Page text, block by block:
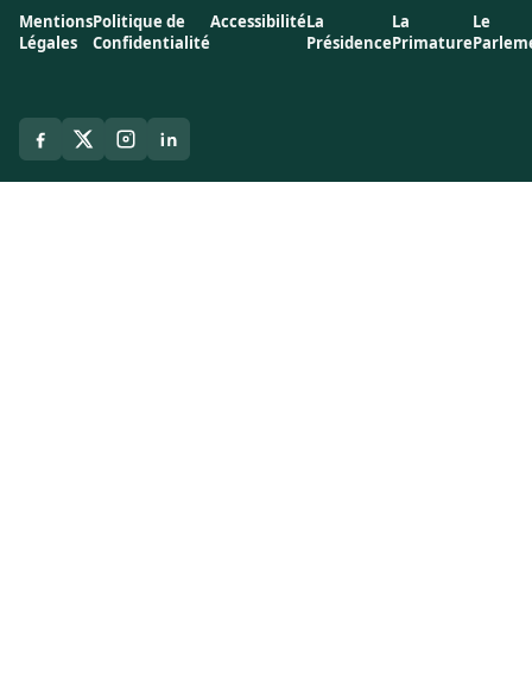
Mentions
Légales
Politique de
Confidentialité
AccessibilitéLa
Présidence
La
Primature
Le